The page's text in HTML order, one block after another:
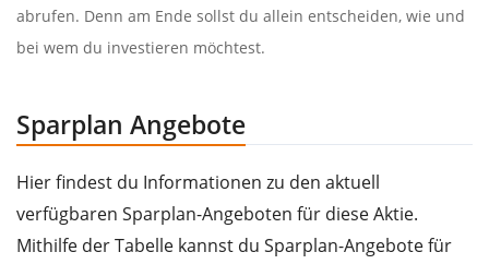
abrufen. Denn am Ende sollst du allein entscheiden, wie und
bei wem du investieren möchtest.
Sparplan Angebote
Hier findest du Informationen zu den aktuell
verfügbaren Sparplan-Angeboten für diese Aktie.
Mithilfe der Tabelle kannst du Sparplan-Angebote für